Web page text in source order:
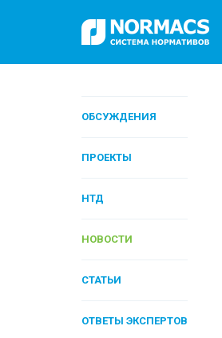
ОБСУЖДЕНИЯ
ПРОЕКТЫ
НТД
НОВОСТИ
СТАТЬИ
ОТВЕТЫ ЭКСПЕРТОВ